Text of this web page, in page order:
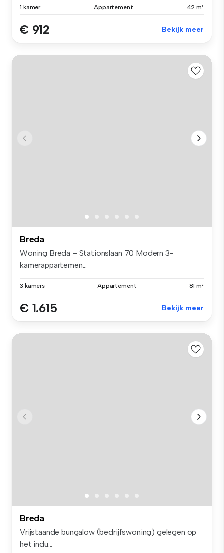
1 kamer Appartement 42 m²
€ 912 Bekijk meer
Breda
Woning Breda – Stationslaan 70 Modern 3-
kamerappartemen...
3 kamers Appartement 81 m²
€ 1.615 Bekijk meer
Breda
Vrijstaande bungalow (bedrijfswoning) gelegen op
het indu...